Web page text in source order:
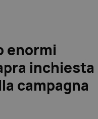
enormi
inchiesta
campagna